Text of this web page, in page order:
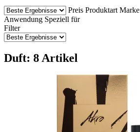
Preis Produktart Marke
Anwendung Speziell für
Filter
Duft: 8 Artikel